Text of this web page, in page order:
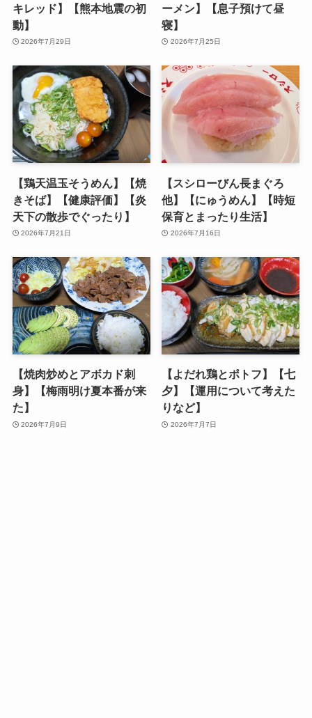
キレッド】【熊本地震の初
動】
2026年7月29日
ーメン】【息子預けて昼
寝】
2026年7月25日
【鶏天温玉そうめん】【焼
きそば】【健康評価】【炎
天下の散歩でぐったり】
2026年7月21日
【スシローびん長まぐろ
他】【にゅうめん】【時短
保育とまったり生活】
2026年7月16日
【焼肉炒めとアボカド刺
身】【梅雨明け夏本番が来
た】
2026年7月9日
【よだれ鶏とポトフ】【七
夕】【運用について考えた
りなど】
2026年7月7日